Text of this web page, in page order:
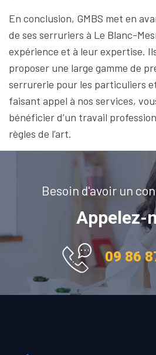
En conclusion, GMBS met en
de ses serruriers à Le Blanc-
expérience et à leur expertise.
proposer une large gamme de
serrurerie pour les particuliers
faisant appel à nos services,
bénéficier d’un travail
règles de l’art.
Besoin d'avoir un
Appelez-
09 86